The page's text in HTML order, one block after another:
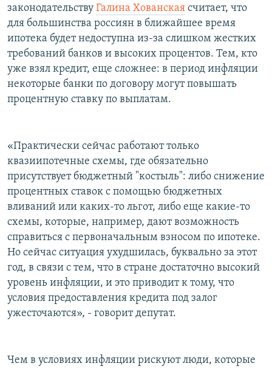
законодательству Галина Хованская считает, что
для большинства россиян в ближайшее время
ипотека будет недоступна из-за слишком жестких
требований банков и высоких процентов. Тем, кто
уже взял кредит, еще сложнее: в период инфляции
некоторые банки по договору могут повышать
процентную ставку по выплатам.
«Практически сейчас работают только
квазиипотечные схемы, где обязательно
присутствует бюджетный "костыль": либо снижение
процентных ставок с помощью бюджетных
вливаний или каких-то льгот, либо еще какие-то
схемы, которые, например, дают возможность
справиться с первоначальным взносом по ипотеке.
Но сейчас ситуация ухудшилась, буквально за этот
год, в связи с тем, что в стране достаточно высокий
уровень инфляции, и это приводит к тому, что
условия предоставления кредита под залог
ужесточаются», - говорит депутат.
Чем в условиях инфляции рискуют люди, которые